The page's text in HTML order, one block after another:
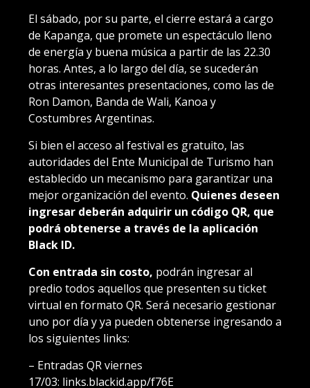
El sábado, por su parte, el cierre estará a cargo
de Kapanga, que promete un espectáculo lleno
de energía y buena música a partir de las 22.30
horas. Antes, a lo largo del día, se sucederán
otras interesantes presentaciones, como las de
Ron Damon, Banda de Wali, Kanoa y
Costumbres Argentinas.
Si bien el acceso al festival es gratuito, las
autoridades del Ente Municipal de Turismo han
establecido un mecanismo para garantizar una
mejor organización del evento. Quienes deseen
ingresar deberán adquirir un código QR, que
podrá obtenerse a través de la aplicación
Black ID.
Con entrada sin costo, podrán ingresar al
predio todos aquellos que presenten su ticket
virtual en formato QR. Será necesario gestionar
uno por día y ya pueden obtenerse ingresando a
los siguientes links:
– Entradas QR viernes
17/03: links.blackid.app/f76E